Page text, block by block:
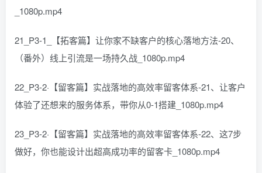
_1080p.mp4
21_P3-1_【拓客篇】让你家不缺客户的核心落地方法-20、
（番外）线上引流是一场持久战_1080p.mp4
22_P3-2·【留客篇】实战落地的高效率留客体系-21、让客户
体验了还想来的服务体系，带你从0-1搭建_1080p.mp4
23_P3-2·【留客篇】实战落地的高效率留客体系-22、这7步
做好，你也能设计出超高成功率的留客卡_1080p.mp4